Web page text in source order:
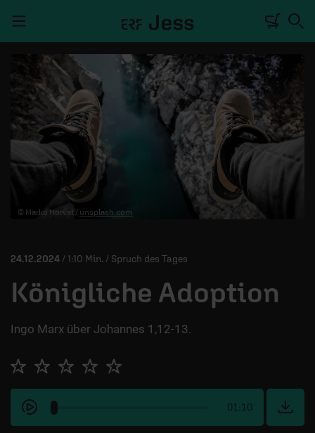
TALKWERK
REPORTAGE
RADIO
DEINE APP
MITMACHEN
ÜBER UNS
© Marko Horvat / unsplash.com
24.12.2024 / 1:10 Min. / Spruch des Tages
Königliche Adoption
Ingo Marx über Johannes 1,12-13.
01:10